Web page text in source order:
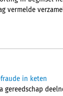
vermelde
in keten